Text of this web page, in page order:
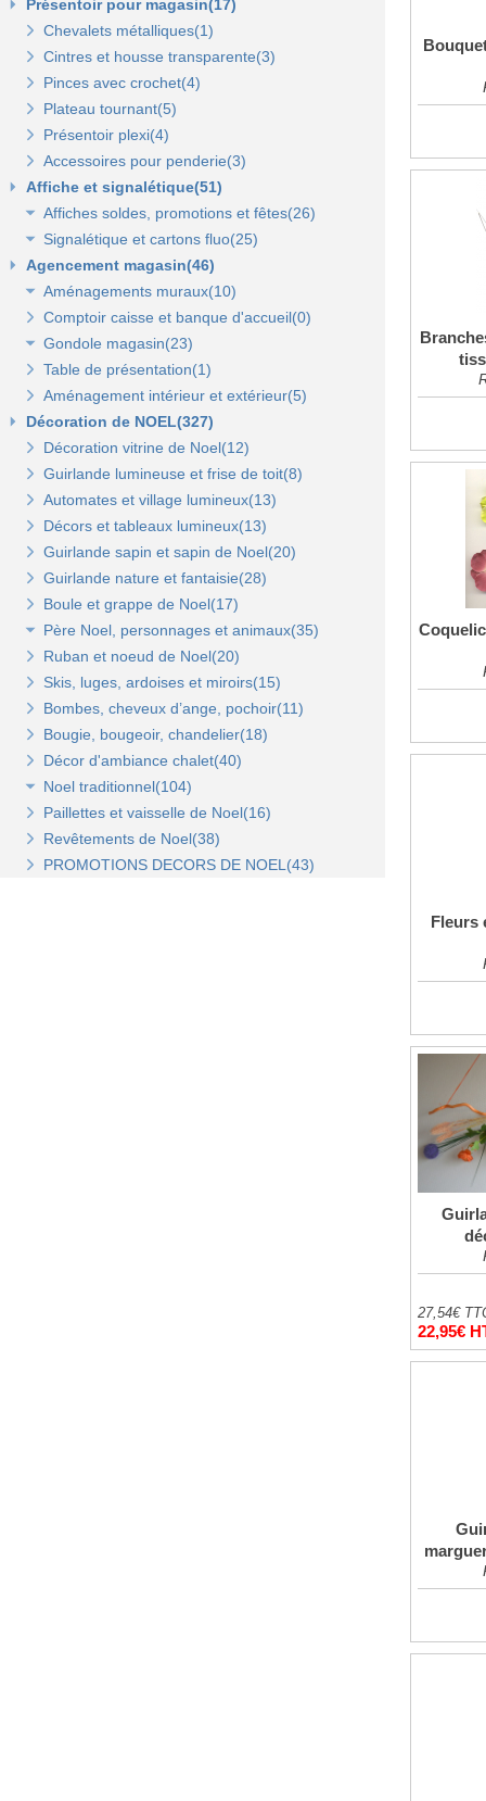
Présentoir pour magasin(17)
Chevalets métalliques(1)
Cintres et housse transparente(3)
Pinces avec crochet(4)
Plateau tournant(5)
Présentoir plexi(4)
Accessoires pour penderie(3)
Affiche et signalétique(51)
Affiches soldes, promotions et fêtes(26)
Affiches fêtes(5)
Affiches soldes(21)
Signalétique et cartons fluo(25)
Cartons fluo(13)
Plaques signalétiques(10)
Tableaux horaires(2)
Agencement magasin(46)
Aménagements muraux(10)
Panneaux rainurés et accessoires(10)
Panneaux rainurés(0)
Rails et profils(0)
Gondole panneau rainuré(2)
Broches pour panneaux(3)
Tablettes bois et supports(3)
Tablettes verre et supports(3)
Autres supports(5)
Bras et penderies pour panneaux standard(0)
Panneaux en bois Opus(0)
Panneaux Opus(0)
Tablettes bois et supports Opus(0)
Accessoires pour panneaux Opus(0)
Tablettes verre et supports Opus(0)
Comptoir caisse et banque d'accueil(0)
Gondole magasin(23)
Gondoles métalliques fond métal(15)
Gondole simple de départ fond métal(0)
Gondole double de départ(0)
Montant terminal métal(0)
Broches et barres de charge(6)
Penderies et bras fond métal(4)
Tablettes et paniers(5)
Gondoles métalliques fond bois(8)
Gondole simple de départ fond bois(0)
Montant terminal pour fond bois(0)
Penderies et bras fond bois(4)
Tablettes(4)
Table de présentation(1)
Aménagement intérieur et extérieur(5)
Décoration de NOEL(327)
Décoration vitrine de Noel(12)
Guirlande lumineuse et frise de toit(8)
Automates et village lumineux(13)
Décors et tableaux lumineux(13)
Guirlande sapin et sapin de Noel(20)
Guirlande nature et fantaisie(28)
Boule et grappe de Noel(17)
Père Noel, personnages et animaux(35)
Animaux et personnages(18)
Bonhomme de neige(11)
Père Noel(13)
Ruban et noeud de Noel(20)
Skis, luges, ardoises et miroirs(15)
Bombes, cheveux d’ange, pochoir(11)
Bougie, bougeoir, chandelier(18)
Décor d'ambiance chalet(40)
Noel traditionnel(104)
Décorations de sapin(45)
Stickers de Noel(23)
Centre de table, décors et cotillons(37)
Paillettes et vaisselle de Noel(16)
Revêtements de Noel(38)
PROMOTIONS DECORS DE NOEL(43)
Fleurs
27,54€
22,95€